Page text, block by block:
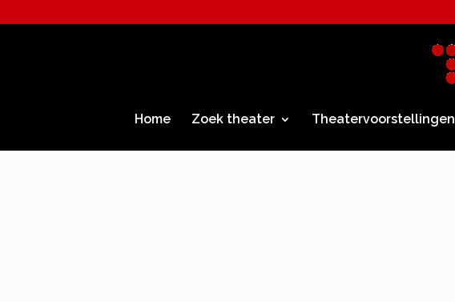
Home Zoek theater Theatervoorstellingen